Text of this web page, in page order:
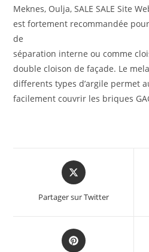
Meknes, Oulja, SALE SALE Site
est fortement recommandée
de
séparation interne ou comme
double cloison de façade. Le
differents types d’argile permet
facilement couvrir les briques
Partager sur Twitter